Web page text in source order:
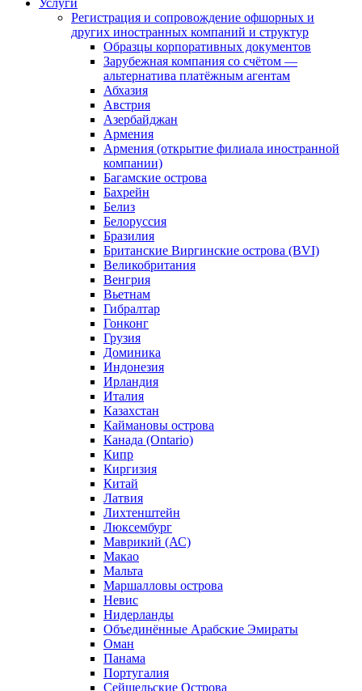
Услуги
Регистрация и сопровождение офшорных и
других иностранных компаний и структур
Образцы корпоративных документов
Зарубежная компания со счётом —
альтернатива платёжным агентам
Абхазия
Австрия
Азербайджан
Армения
Армения (открытие филиала иностранной
компании)
Багамские острова
Бахрейн
Белиз
Белоруссия
Бразилия
Британские Виргинские острова (BVI)
Великобритания
Венгрия
Вьетнам
Гибралтар
Гонконг
Грузия
Доминика
Индонезия
Ирландия
Италия
Казахстан
Каймановы острова
Канада (Ontario)
Кипр
Киргизия
Китай
Латвия
Лихтенштейн
Люксембург
Маврикий (АС)
Макао
Мальта
Маршалловы острова
Нeвис
Нидерланды
Объединённые Арабские Эмираты
Оман
Панама
Португалия
Сейшельские Острова